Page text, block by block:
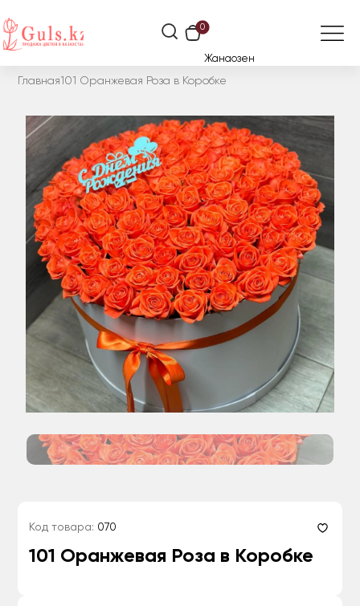
0
Жанаозен
Главная101 Оранжевая Роза в Коробке
Код товара: 070
101 Оранжевая Роза в Коробке